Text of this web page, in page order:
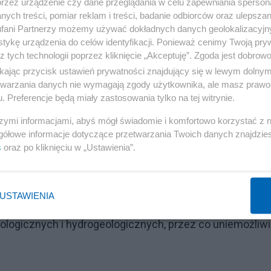
Reklama
Fundacji im. Kazimierza Pułaskiego, dr Mariusz
w Europie, ale na pewno opóźni jego eksploatację.
w dziedzinie energii, klimatu i środowiska wydała w
uwagę na zagrożenia płynące z wydobycia i
mogą być zanieczyszczenie wód gruntowych,
podali jako przykład m.in. unijną dyrektywę o ocenie
projektach budowlanych i wydobywczych.
i hydrogeologicznych, przez co
treści, pomiar reklam i treści, badanie odbiorców oraz
Partnerzy możemy używać dokładnych danych
urządzenia do celów identyfikacji. Ponieważ cenimy Twoją
tych technologii poprzez kliknięcie „Akceptuję”. Zgoda jest
przycisk ustawień prywatności znajdujący się w lewym
danych nie wymagają zgody użytkownika, ale masz
Preferencje będą miały zastosowania tylko na tej witrynie.
informacjami, abyś mógł świadomie i komfortowo korzystać z
informacje dotyczące przetwarzania Twoich danych
oraz po kliknięciu w „Ustawienia”.
USTAWIENIA